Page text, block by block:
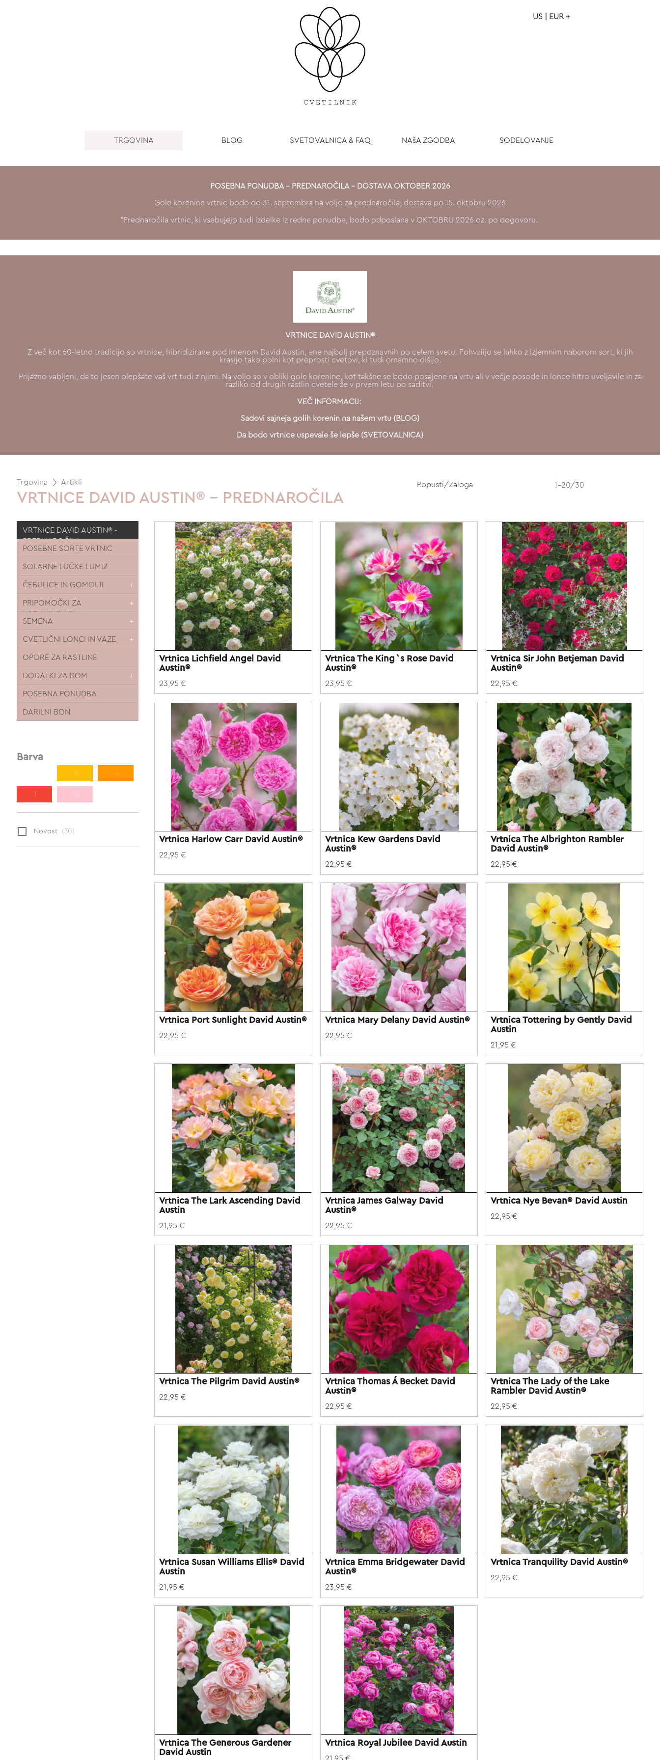
US | EUR +
TRGOVINA BLOG SVETOVALNICA & FAQ NAšA ZGODBA SODELOVANJE
POSEBNA PONUDBA - PREDNAROČILA - DOSTAVA OKTOBER 2026
Gole korenine vrtnic bodo do 31. septembra na voljo za prednaročila, dostava po 15. oktobru 2026
*Prednaročila vrtnic, ki vsebujejo tudi izdelke iz redne ponudbe, bodo odposlana v OKTOBRU 2026 oz. po dogovoru.
VRTNICE DAVID AUSTIN®
Z več kot 60-letno tradicijo so vrtnice, hibridizirane pod imenom David Austin, ene najbolj prepoznavnih po celem svetu. Pohvalijo se lahko z izjemnim naborom sort, ki jih
krasijo tako polni kot preprosti cvetovi, ki tudi omamno dišijo.
Prijazno vabljeni, da to jesen olepšate vaš vrt tudi z njimi. Na voljo so v obliki gole korenine, kot takšne se bodo posajene na vrtu ali v večje posode in lonce hitro uveljavile in za
razliko od drugih rastlin cvetele že v prvem letu po saditvi.
VEČ INFORMACIJ:
Sadovi sajneja golih korenin na našem vrtu (BLOG)
Da bodo vrtnice uspevale še lepše (SVETOVALNICA)
Trgovina Artikli
VRTNICE DAVID AUSTIN® - PREDNAROČILA
1-20/30
Popusti/Zaloga
VRTNICE DAVID AUSTIN® -
PREDNAROČILA
POSEBNE SORTE VRTNIC
SOLARNE LUČKE LUMIZ
ČEBULICE IN GOMOLJI
PRIPOMOČKI ZA
VRTNARJENJE
SEMENA
CVETLIČNI LONCI IN VAZE
OPORE ZA RASTLINE
DODATKI ZA DOM
POSEBNA PONUDBA
DARILNI BON
Barva
5 4
1
Novost (30)
Vrtnica Lichfield Angel David
Austin®
23,95 €
Vrtnica The King`s Rose David
Austin®
23,95 €
Vrtnica Sir John Betjeman David
Austin®
22,95 €
Vrtnica Harlow Carr David Austin®
22,95 €
Vrtnica Kew Gardens David
Austin®
22,95 €
Vrtnica The Albrighton Rambler
David Austin®
22,95 €
Vrtnica Port Sunlight David Austin®
22,95 €
Vrtnica Mary Delany David Austin®
22,95 €
Vrtnica Tottering by Gently David
Austin
21,95 €
Vrtnica The Lark Ascending David
Austin
21,95 €
Vrtnica James Galway David
Austin®
22,95 €
Vrtnica Nye Bevan® David Austin
22,95 €
Vrtnica The Pilgrim David Austin®
22,95 €
Vrtnica Thomas Á Becket David
Austin®
22,95 €
Vrtnica The Lady of the Lake
Rambler David Austin®
22,95 €
Vrtnica Susan Williams Ellis® David
Austin
21,95 €
Vrtnica Emma Bridgewater David
Austin®
23,95 €
Vrtnica Tranquility David Austin®
22,95 €
Vrtnica The Generous Gardener
David Austin
Vrtnica Royal Jubilee David Austin